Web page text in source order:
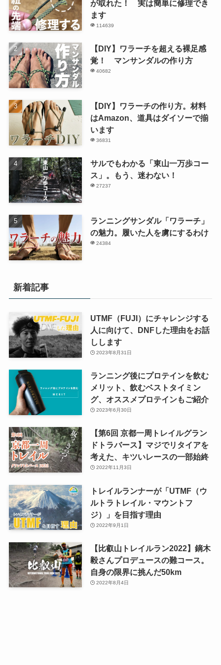
が取れた！ 実は簡単に修理でき
ます
114639
【DIY】ワラーチを超える裸足感
覚！ マンサンダルの作り方
40682
【DIY】ワラーチの作り方。材料
はAmazon、道具はダイソーで揃
います
36831
サルでもわかる「東山一万歩コー
ス」。もう、迷わない！
27237
ランニングサンダル「ワラーチ」
の魅力。履いた人を虜にするわけ
24384
新着記事
UTMF（FUJI）にチャレンジする
人に向けて、DNFした理由をお話
しします
2023年8月31日
ランニング後にプロテインを飲む
メリット、飲むベストタイミン
グ、オススメプロテインもご紹介
2023年6月30日
【第6回 京都一周トレイルグラン
ドトラバース】マジでリタイアを
考えた、キツいレースの一部始終
2022年11月3日
トレイルランナーが「UTMF（ウ
ルトラトレイル・マウントフ
ジ）」を目指す理由
2022年9月1日
【比叡山トレイルラン2022】鏑木
毅さんプロデュースの難コース。
自身の限界に挑んだ50km
2022年8月4日